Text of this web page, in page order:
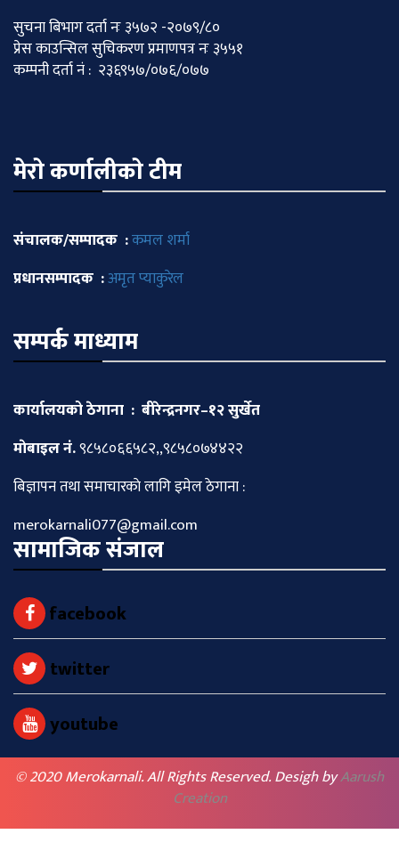
सुचना बिभाग दर्ता नः ३५७२ -२०७९/८०
प्रेस काउन्सिल सुचिकरण प्रमाणपत्र नः ३५५१
कम्पनी दर्ता नं : २३६९५७/०७६/०७७
मेराे कर्णालीकाे टीम
संचालक/सम्पादक :कमल शर्मा
प्रधानसम्पादक :अमृत प्याकुरेल
सम्पर्क माध्याम
कार्यालयको ठेगाना : बीरेन्द्रनगर–१२ सुर्खेत
माेबाइल नं.९८५८०६६५८२,,९८५८०७४४२२
बिज्ञापन तथा समाचारकाे लागि इमेल ठेगाना :
merokarnali077@gmail.com
सामाजिक संजाल
facebook
twitter
youtube
© 2020 Merokarnali. All Rights Reserved. Desigh byAarush
Creation